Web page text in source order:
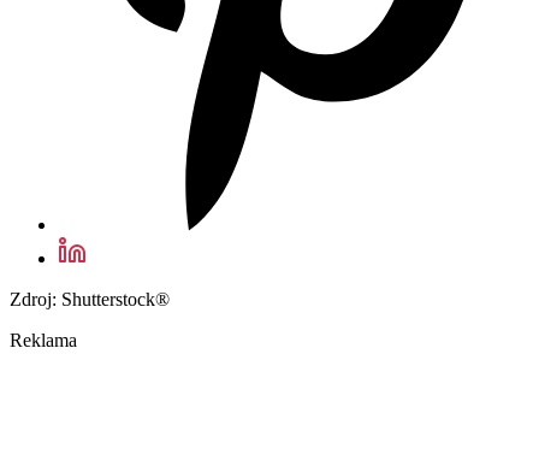
Zdroj: Shutterstock®
Reklama